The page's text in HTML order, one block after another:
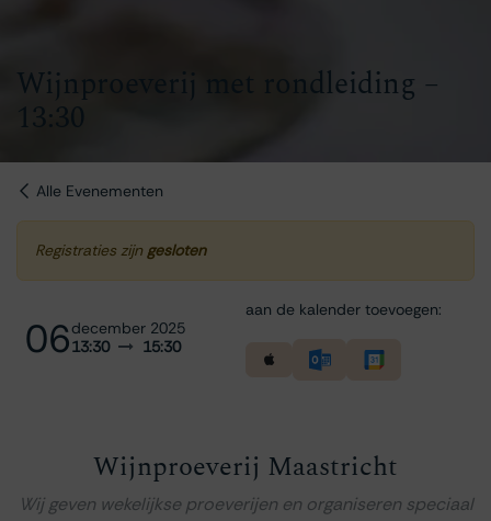
Wijnproeverij met rondleiding –
13:30
Alle Evenementen
Registraties zijn gesloten
06december 2025
13:30
15:30
aan de kalender toevoegen:
Wijnproeverij Maastricht
Wij geven wekelijkse proeverijen en organiseren speciaal